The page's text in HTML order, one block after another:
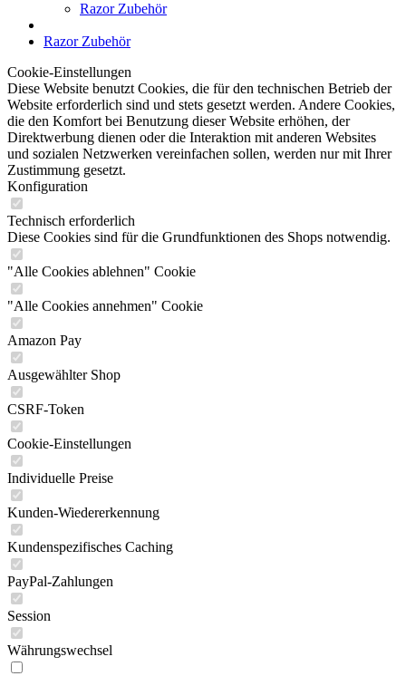
Razor Zubehör
Razor Zubehör
Cookie-Einstellungen
Diese Website benutzt Cookies, die für den technischen Betrieb der
Website erforderlich sind und stets gesetzt werden. Andere Cookies,
die den Komfort bei Benutzung dieser Website erhöhen, der
Direktwerbung dienen oder die Interaktion mit anderen Websites
und sozialen Netzwerken vereinfachen sollen, werden nur mit Ihrer
Zustimmung gesetzt.
Konfiguration
Technisch erforderlich
Diese Cookies sind für die Grundfunktionen des Shops notwendig.
"Alle Cookies ablehnen" Cookie
"Alle Cookies annehmen" Cookie
Amazon Pay
Ausgewählter Shop
CSRF-Token
Cookie-Einstellungen
Individuelle Preise
Kunden-Wiedererkennung
Kundenspezifisches Caching
PayPal-Zahlungen
Session
Währungswechsel